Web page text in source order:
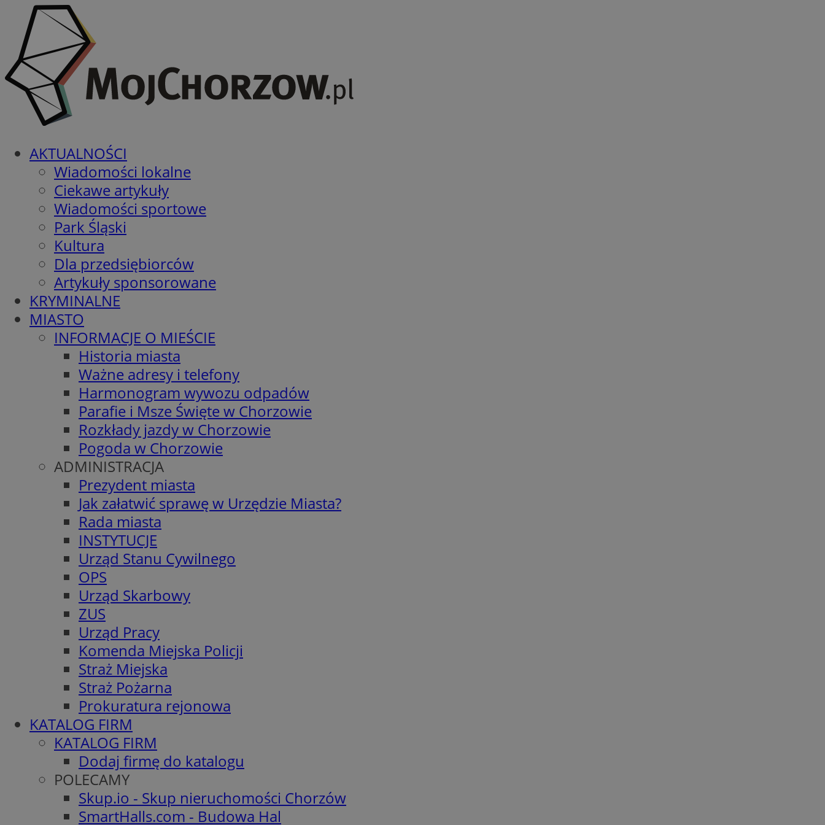
AKTUALNOŚCI
Wiadomości lokalne
Ciekawe artykuły
Wiadomości sportowe
Park Śląski
Kultura
Dla przedsiębiorców
Artykuły sponsorowane
KRYMINALNE
MIASTO
INFORMACJE O MIEŚCIE
Historia miasta
Ważne adresy i telefony
Harmonogram wywozu odpadów
Parafie i Msze Święte w Chorzowie
Rozkłady jazdy w Chorzowie
Pogoda w Chorzowie
ADMINISTRACJA
Prezydent miasta
Jak załatwić sprawę w Urzędzie Miasta?
Rada miasta
INSTYTUCJE
Urząd Stanu Cywilnego
OPS
Urząd Skarbowy
ZUS
Urząd Pracy
Komenda Miejska Policji
Straż Miejska
Straż Pożarna
Prokuratura rejonowa
KATALOG FIRM
KATALOG FIRM
Dodaj firmę do katalogu
POLECAMY
Skup.io - Skup nieruchomości Chorzów
SmartHalls.com - Budowa Hal